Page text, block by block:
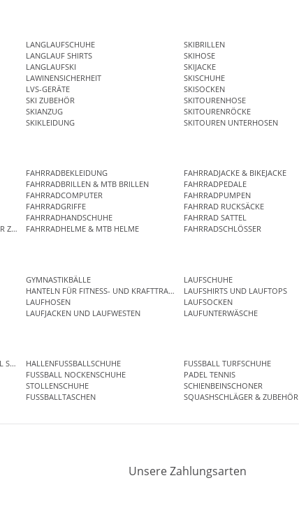
LANGLAUFSCHUHE
LANGLAUF SHIRTS
LANGLAUFSKI
LAWINENSICHERHEIT
LVS-GERÄTE
SKI ZUBEHÖR
SKIANZUG
SKIKLEIDUNG
SKIBRILLEN
SKIHOSE
SKIJACKE
SKISCHUHE
SKISOCKEN
SKITOURENHOSE
SKITOURENRÖCKE
SKITOUREN UNTERHOSEN
ZUBEHÖR
FAHRRADBEKLEIDUNG
FAHRRADBRILLEN & MTB BRILLEN
FAHRRADCOMPUTER
FAHRRADGRIFFE
FAHRRADHANDSCHUHE
FAHRRADHELME & MTB HELME
FAHRRADJACKE & BIKEJACKE
FAHRRADPEDALE
FAHRRADPUMPEN
FAHRRAD RUCKSÄCKE
FAHRRAD SATTEL
FAHRRADSCHLÖSSER
GYMNASTIKBÄLLE
HANTELN FÜR FITNESS- UND KRAFTTRAINING
LAUFHOSEN
LAUFJACKEN UND LAUFWESTEN
LAUFSCHUHE
LAUFSHIRTS UND LAUFTOPS
LAUFSOCKEN
LAUFUNTERWÄSCHE
HALLENFUSSBALLSCHUHE
FUSSBALL NOCKENSCHUHE
STOLLENSCHUHE
FUSSBALLTASCHEN
FUSSBALL TURFSCHUHE
PADEL TENNIS
SCHIENBEINSCHONER
SQUASHSCHLÄGER & ZUBEHÖR
Unsere Zahlungsarten